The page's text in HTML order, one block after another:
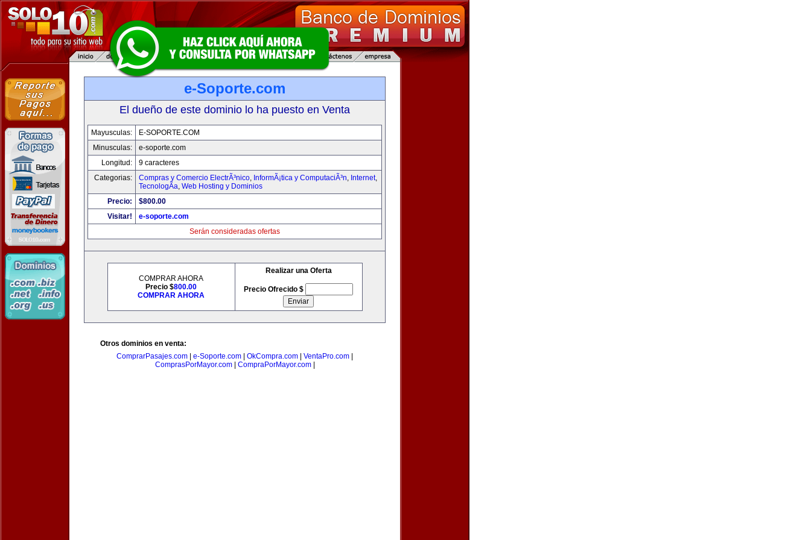
e-Soporte.com
El dueño de este dominio lo ha puesto en Venta
Mayusculas:
E-SOPORTE.COM
Minusculas:
e-soporte.com
Longitud:
9 caracteres
Categorias:
Compras y Comercio ElectrÃ³nico, InformÃ¡tica y ComputaciÃ³n, Internet,
TecnologÃ­a, Web Hosting y Dominios
Precio:
$800.00
Visitar!
e-soporte.com
Serán consideradas ofertas
COMPRAR AHORA
Precio $800.00
COMPRAR AHORA
Realizar una Oferta
Precio Ofrecido $
Otros dominios en venta:
ComprarPasajes.com
e-Soporte.com OkCompra.com VentaPro.com
ComprasPorMayor.com| CompraPorMayor.com|